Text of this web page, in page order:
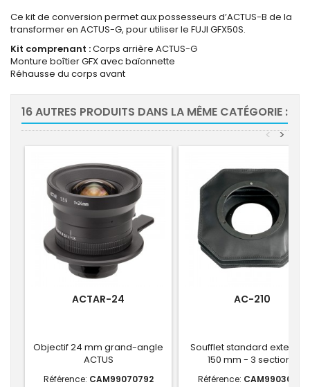
Ce kit de conversion permet aux possesseurs d’ACTUS-B de la
transformer en ACTUS-G, pour utiliser le FUJI GFX50S.
Kit comprenant :Corps arrière ACTUS-G
Monture boîtier GFX avec baïonnette
Réhausse du corps avant
16 AUTRES PRODUITS DANS LA MÊME CATÉGORIE :
>
<
ACTAR-24
Objectif 24 mm grand-angle
ACTUS
Référence: CAM99070792
AC-210
Soufflet standard
150 mm - 3 sections
Référence: CAM99030210